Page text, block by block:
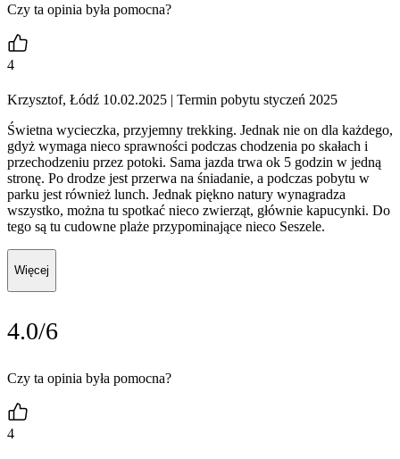
Czy ta opinia była pomocna?
4
Krzysztof, Łódź 10.02.2025 | Termin pobytu styczeń 2025
Świetna wycieczka, przyjemny trekking. Jednak nie on dla każdego,
gdyż wymaga nieco sprawności podczas chodzenia po skałach i
przechodzeniu przez potoki. Sama jazda trwa ok 5 godzin w jedną
stronę. Po drodze jest przerwa na śniadanie, a podczas pobytu w
parku jest również lunch. Jednak piękno natury wynagradza
wszystko, można tu spotkać nieco zwierząt, głównie kapucynki. Do
tego są tu cudowne plaże przypominające nieco Seszele.
Więcej
4.0/6
Czy ta opinia była pomocna?
4